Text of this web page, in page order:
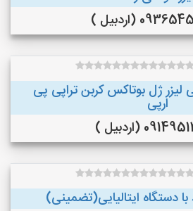
(اردبیل )
ژل بوتاکس کربن تراپی پی
ارپی
(اردبیل )
با دستگاه ایتالیایی(تضمینی)